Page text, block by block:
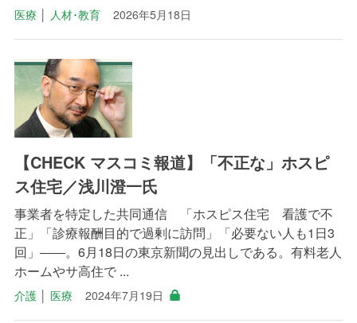
医療 │ 人材･教育 2026年5月18日
【CHECK マスコミ報道】「不正な」ホスピ
ス住宅／浅川澄一氏
事業者を特定した共同通信 「ホスピス住宅 看護で不
正」「診療報酬目的で過剰に訪問」「必要ない人も1日3
回」――。6月18日の東京新聞の見出しである。有料老人
ホームやサ高住で ...
介護│ 医療 2024年7月19日